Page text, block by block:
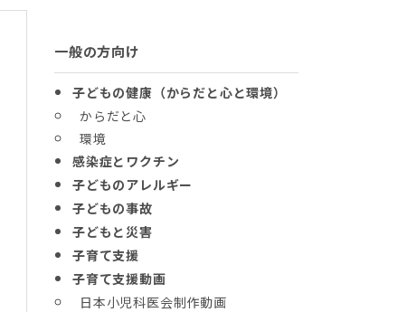
一般の方向け
子どもの健康（からだと心と環境）
からだと心
環境
感染症とワクチン
子どものアレルギー
子どもの事故
子どもと災害
子育て支援
子育て支援動画
日本小児科医会制作動画